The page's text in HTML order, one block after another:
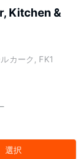
Kitchen &
カーク, FK1
選択